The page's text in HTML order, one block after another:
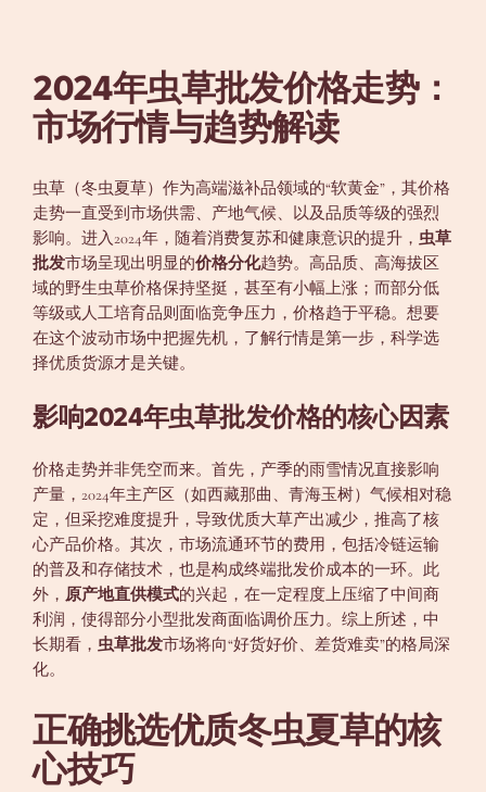
2024年虫草批发价格走势：
市场行情与趋势解读
虫草（冬虫夏草）作为高端滋补品领域的“软黄金”，其价格
走势一直受到市场供需、产地气候、以及品质等级的强烈
影响。进入2024年，随着消费复苏和健康意识的提升， 虫草
批发市场呈现出明显的价格分化趋势。高品质、高海拔区
域的野生虫草价格保持坚挺，甚至有小幅上涨；而部分低
等级或人工培育品则面临竞争压力，价格趋于平稳。想要
在这个波动市场中把握先机，了解行情是第一步，科学选
择优质货源才是关键。
影响2024年虫草批发价格的核心因素
价格走势并非凭空而来。首先，产季的雨雪情况直接影响
产量，2024年主产区（如西藏那曲、青海玉树）气候相对稳
定，但采挖难度提升，导致优质大草产出减少，推高了核
心产品价格。其次，市场流通环节的费用，包括冷链运输
的普及和存储技术，也是构成终端批发价成本的一环。此
外， 原产地直供模式的兴起，在一定程度上压缩了中间商
利润，使得部分小型批发商面临调价压力。综上所述，中
长期看， 虫草批发市场将向“好货好价、差货难卖”的格局深
化。
正确挑选优质冬虫夏草的核
心技巧